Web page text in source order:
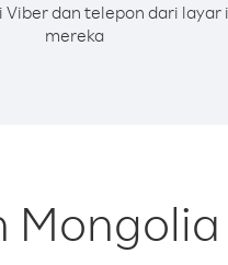
Viber dan telepon dari layar
mereka